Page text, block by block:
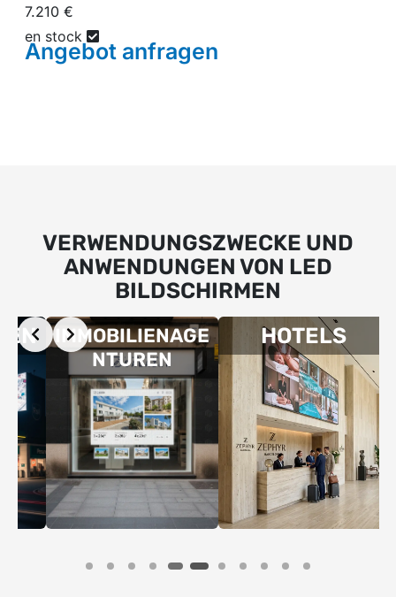
7.210 €
en stock
Angebot anfragen
VERWENDUNGSZWECKE UND
ANWENDUNGEN VON LED
BILDSCHIRMEN
IMMOBILIENAGE
NTUREN
HOTELS
Slide 6 of 11